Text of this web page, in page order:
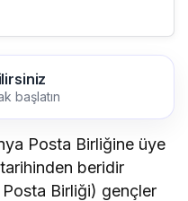
başlatın
Posta Birliğine üye
tarihinden beridir
Birliği) gençler